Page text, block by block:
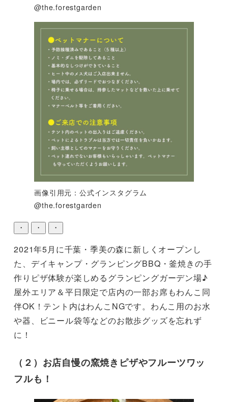
@the.forestgarden
画像引用元：公式インスタグラム
@the.forestgarden
・ ・ ・
2021年5月に千葉・季美の森に新しくオープンし
た、デイキャンプ・グランピングBBQ・釜焼きの手
作りピザ体験が楽しめるグランピングガーデン場♪
屋外エリア＆平日限定で店内の一部お席もわんこ同
伴OK！テント内はわんこNGです。わんこ用のお水
や器、ビニール袋等などのお散歩グッズを忘れず
に！
（２）お店自慢の窯焼きピザやフルーツワッ
フルも！